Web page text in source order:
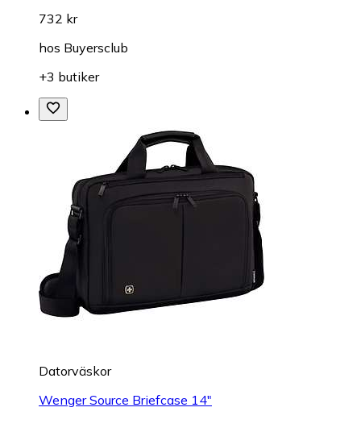
732 kr
hos Buyersclub
+3 butiker
Datorväskor
Wenger Source Briefcase 14"